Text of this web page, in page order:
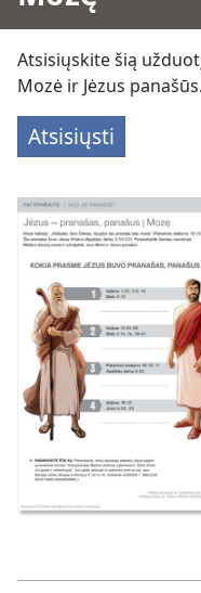
Atsisiųskite šią
Mozė ir Jėzus panašūs.
Atsisiųsti